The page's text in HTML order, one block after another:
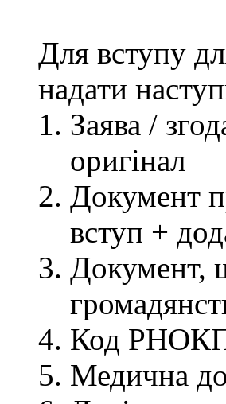
Для вступу
надати
Заява /
оригінал
Документ
вступ +
Документ,
Код
Медична